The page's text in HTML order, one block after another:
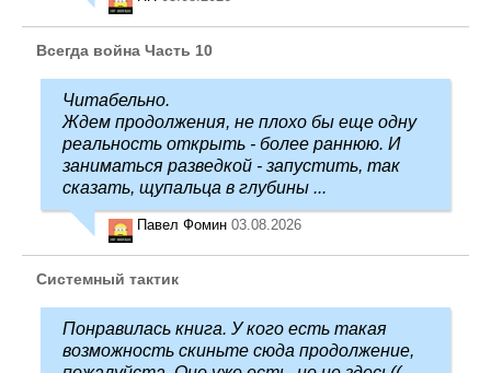
Всегда война Часть 10
Читабельно.
Ждем продолжения, не плохо бы еще одну
реальность открыть - более раннюю. И
заниматься разведкой - запустить, так
сказать, щупальца в глубины ...
Павел Фомин 03.08.2026
Системный тактик
Понравилась книга. У кого есть такая
возможность скиньте сюда продолжение,